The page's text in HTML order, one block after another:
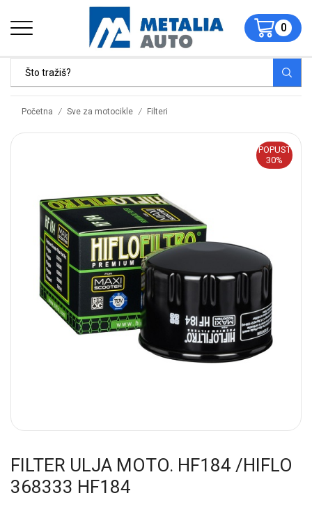
0
Početna / Sve za motocikle / Filteri
POPUST
30%
FILTER ULJA MOTO. HF184 /HIFLO
368333 HF184